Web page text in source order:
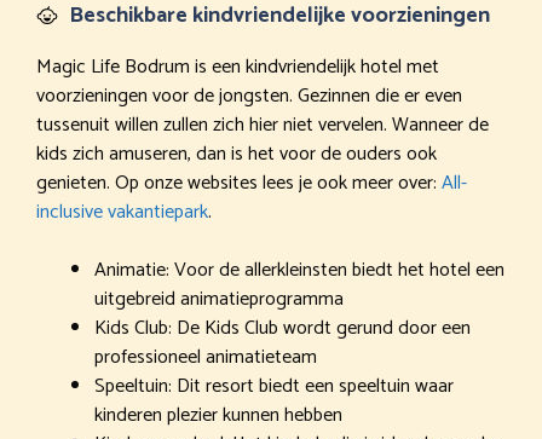
Beschikbare kindvriendelijke voorzieningen
Magic Life Bodrum is een kindvriendelijk hotel met
voorzieningen voor de jongsten. Gezinnen die er even
tussenuit willen zullen zich hier niet vervelen. Wanneer de
kids zich amuseren, dan is het voor de ouders ook
genieten. Op onze websites lees je ook meer over:All-
inclusive vakantiepark.
Animatie: Voor de allerkleinsten biedt het hotel een
uitgebreid animatieprogramma
Kids Club: De Kids Club wordt gerund door een
professioneel animatieteam
Speeltuin: Dit resort biedt een speeltuin waar
kinderen plezier kunnen hebben